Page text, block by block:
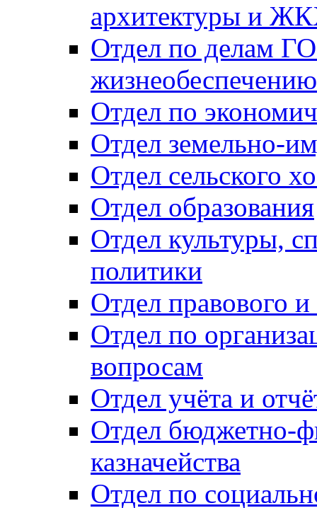
архитектуры и
Отдел по делам
Отдел по
Отдел земельно-
Отдел сельского
Отдел образования
Отдел культуры,
политики
Отдел правового
Отдел по
вопросам
Отдел учёта и
Отдел бюджетно-
казначейства
Отдел по